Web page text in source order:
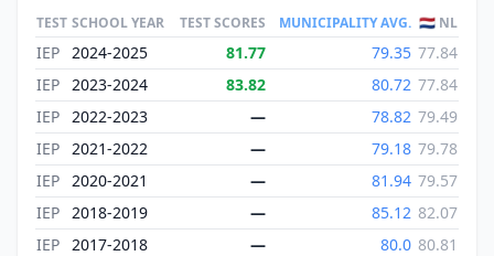
TEST SCHOOL YEAR TEST SCORES MUNICIPALITY AVG. 🇳🇱 NL
IEP 2024-2025 81.77 79.35 77.84
IEP 2023-2024 83.82 80.72 77.84
IEP 2022-2023 — 78.82 79.49
IEP 2021-2022 — 79.18 79.78
IEP 2020-2021 — 81.94 79.57
IEP 2018-2019 — 85.12 82.07
IEP 2017-2018 — 80.0 80.81